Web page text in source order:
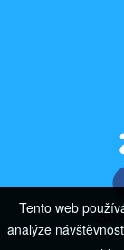
Tento web
analýze